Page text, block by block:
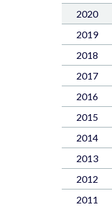
2020
2019
2018
2017
2016
2015
2014
2013
2012
2011